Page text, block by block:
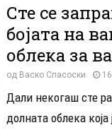
Сте се
бојата на
облека за
од Васко Спасоски
Дали некогаш сте
долната облека